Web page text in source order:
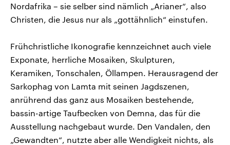
Nordafrika – sie selber sind nämlich „Arianer“, also
Christen, die Jesus nur als „gottähnlich“ einstufen.
Frühchristliche Ikonografie kennzeichnet auch viele
Exponate, herrliche Mosaiken, Skulpturen,
Keramiken, Tonschalen, Öllampen. Herausragend der
Sarkophag von Lamta mit seinen Jagdszenen,
anrührend das ganz aus Mosaiken bestehende,
bassin-artige Taufbecken von Demna, das für die
Ausstellung nachgebaut wurde. Den Vandalen, den
„Gewandten“, nutzte aber alle Wendigkeit nichts, als